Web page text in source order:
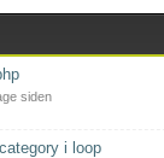
siden
i loop